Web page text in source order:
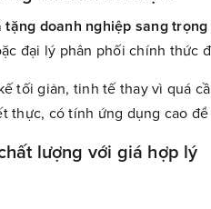
tặng doanh nghiệp sang
đại lý phân phối chính thức
tối giản, tinh tế thay vì quá
thực, có tính ứng dụng cao
lượng với giá hợp lý